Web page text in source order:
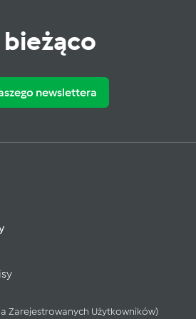
bieżąco
newslettera
Zarejestrowanych Użytkowników)